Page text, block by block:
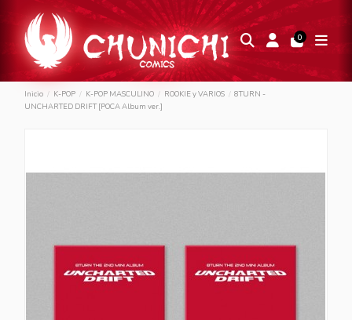
0
Inicio K-POP K-POP MASCULINO ROOKIE y VARIOS
8TURN -
UNCHARTED DRIFT [POCA Album ver.]